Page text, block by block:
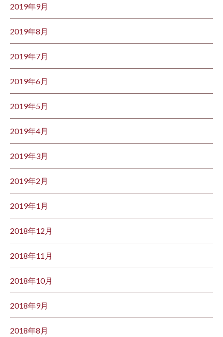
2019年9月
2019年8月
2019年7月
2019年6月
2019年5月
2019年4月
2019年3月
2019年2月
2019年1月
2018年12月
2018年11月
2018年10月
2018年9月
2018年8月